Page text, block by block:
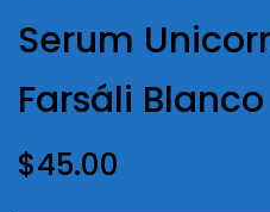
Serum
Farsáli Blanco
$45.00